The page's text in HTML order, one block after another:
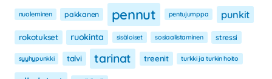
nuoleminen pakkanen pennut pentujumppa punkit
rokotukset ruokinta sisäloiset sosiaalistaminen stressi
syyhypunkki talvi tarinat treenit turkki ja turkin hoito